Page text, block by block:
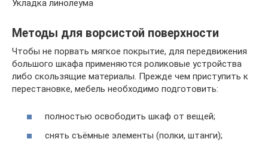
Укладка линолеума
Методы для ворсистой поверхности
Чтобы не порвать мягкое покрытие, для передвижения
большого шкафа применяются роликовые устройства
либо скользящие материалы. Прежде чем приступить к
перестановке, мебель необходимо подготовить:
полностью освободить шкаф от вещей;
снять съёмные элементы (полки, штанги);